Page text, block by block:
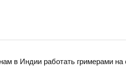
в Индии работать гримерами